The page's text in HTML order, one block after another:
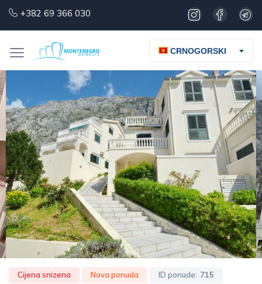
+382 69 366 030
CRNOGORSKI
Cijena snizena Nova ponuda ID ponude: 715